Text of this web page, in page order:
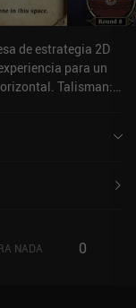
de estrategia 2D
para un
Talisman:
NADA 0